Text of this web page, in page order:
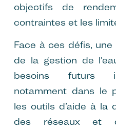
objectifs de
contraintes et les
Face à ces défis,
de la gestion de
besoins futurs
notamment dans le
les outils d’aide à la
des réseaux et